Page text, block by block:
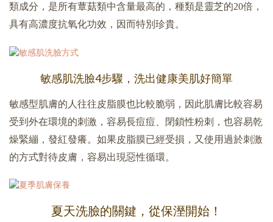
類成分，是所有蕈菇類中含量最高的， 種類是靈芝的20倍，
具有高濃度抗氧化功效，因而特別珍貴。
敏感肌洗臉4步驟，洗出健康美肌好簡單
敏感型肌膚的人往往皮脂膜也比較脆弱，因此肌膚比較容易
受到外在環境的刺激，容易長痘痘、閉鎖性粉刺，也容易乾
燥緊繃，發紅發癢。如果皮脂膜已經受損，又使用過於刺激
的方式對待皮膚，容易出現惡性循環。
夏天洗臉的關鍵，從保溼開始！